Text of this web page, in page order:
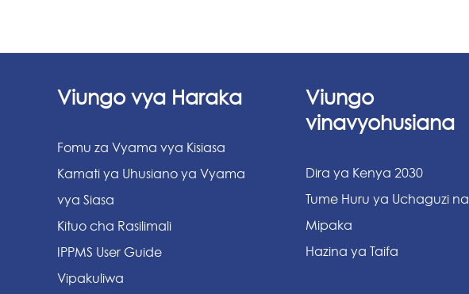
Viungo vya Haraka
Fomu za Vyama vya Kisiasa
Kamati ya Uhusiano ya Vyama
vya Siasa
Kituo cha Rasilimali
IPPMS User Guide
Vipakuliwa
Viungo
vinavyohusiana
Dira ya Kenya 2030
Tume Huru ya Uchaguzi na
Mipaka
Hazina ya Taifa